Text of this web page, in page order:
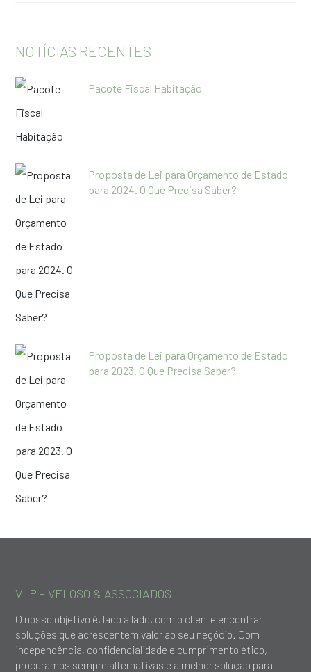
NOTÍCIAS RECENTES
Pacote Fiscal Habitação
Proposta de Lei para Orçamento de Estado
para 2024. O Que Precisa Saber?
Proposta de Lei para Orçamento de Estado
para 2023. O Que Precisa Saber?
VLP – VELOSO & ASSOCIADOS
O nosso objetivo é, lado a lado, com o cliente encontrar
soluções que acrescentem valor ao seu negócio. Com
independência, confidencialidade e cumprimento ético,
procuramos sempre alternativas e a melhor solução para